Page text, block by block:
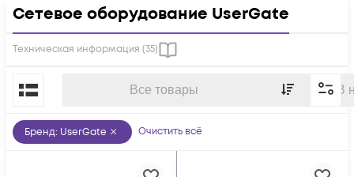
Сетевое оборудование UserGate
Техническая информация (35)
Все товары В
По популярности
Бренд: UserGate Очистить всё